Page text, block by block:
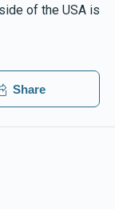
of the USA is
Share